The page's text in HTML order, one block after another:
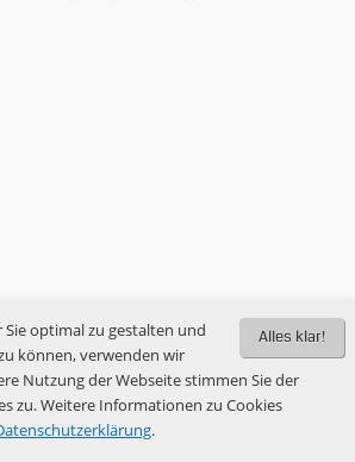
Alles klar!
optimal zu gestalten und
können, verwenden wir
Nutzung der Webseite stimmen Sie der
zu. Weitere Informationen zu Cookies
.